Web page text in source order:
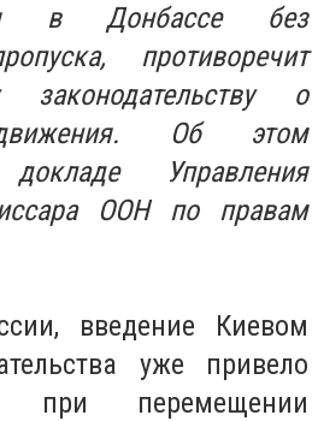
в Донбассе без
противоречит
законодательству о
Об этом
Управления
ООН по правам
введение Киевом
уже привело
при перемещении